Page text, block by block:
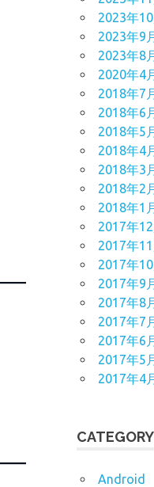
2023年10
2023年9
2023年8
2020年4
2018年7
2018年6
2018年5
2018年4
2018年3
2018年2
2018年1
2017年12
2017年11
2017年10
2017年9
2017年8
2017年7
2017年6
2017年5
2017年4
CATEGORY
Android